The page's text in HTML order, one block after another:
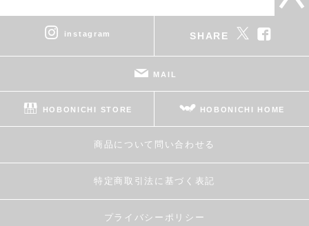
instagram SHARE
MAIL
HOBONICHI STORE HOBONICHI HOME
商品について問い合わせる
特定商取引法に基づく表記
プライバシーポリシー